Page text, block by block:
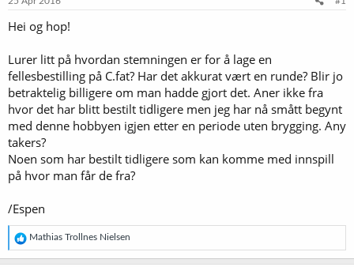
e
Hei og hop!
Lurer litt på hvordan stemningen er for å lage en
fellesbestilling på C.fat? Har det akkurat vært en runde? Blir jo
betraktelig billigere om man hadde gjort det. Aner ikke fra
hvor det har blitt bestilt tidligere men jeg har nå smått begynt
med denne hobbyen igjen etter en periode uten brygging. Any
takers?
Noen som har bestilt tidligere som kan komme med innspill
på hvor man får de fra?
/Espen
R
e
a
Mathias Trollnes Nielsen